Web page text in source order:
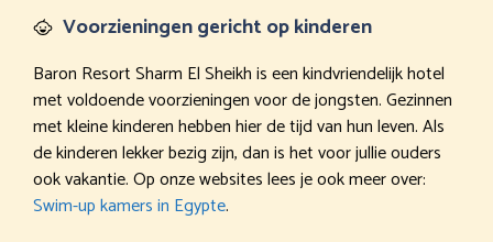
Voorzieningen gericht op kinderen
Baron Resort Sharm El Sheikh is een kindvriendelijk hotel
met voldoende voorzieningen voor de jongsten. Gezinnen
met kleine kinderen hebben hier de tijd van hun leven. Als
de kinderen lekker bezig zijn, dan is het voor jullie ouders
ook vakantie. Op onze websites lees je ook meer over:
Swim-up kamers in Egypte.